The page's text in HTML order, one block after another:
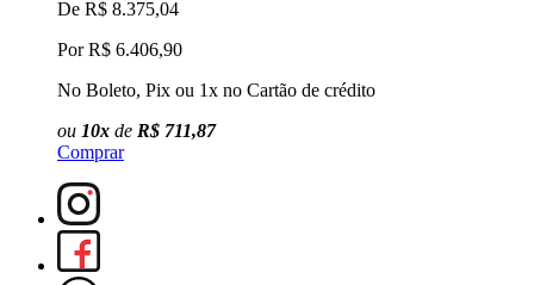
De R$ 8.375,04
PorR$ 6.406,90
No Boleto, Pix ou 1x no Cartão de crédito
ou 10x de R$ 711,87
Comprar